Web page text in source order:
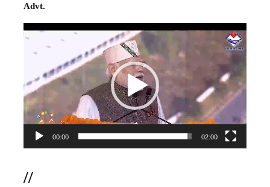
Advt.
Video
00:00 02:00
//